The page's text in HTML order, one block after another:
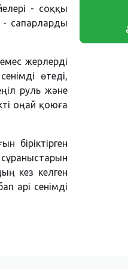
- соққы
- сапарларды
жерлерді
өтеді,
руль және
оңай қоюға
біріктірген
кез келген
әрі сенімді